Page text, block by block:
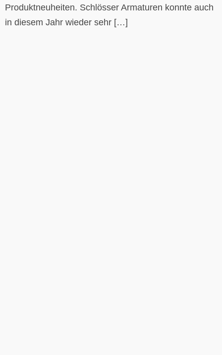
Produktneuheiten. Schlösser Armaturen konnte auch
in diesem Jahr wieder sehr […]